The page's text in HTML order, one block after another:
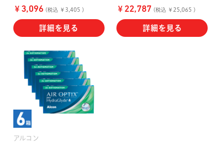
￥ 3,096(税込 ￥3,405 )
詳細を見る
￥ 22,787 (税込 ￥25,065 )
詳細を見る
アルコン